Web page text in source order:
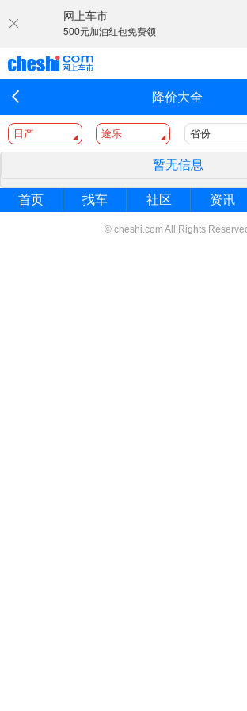
网上车市
500元加油红包免费领
降价大全
日产 途乐 省份
暂无信息
首页 找车 社区 资讯
© cheshi.com All Rights